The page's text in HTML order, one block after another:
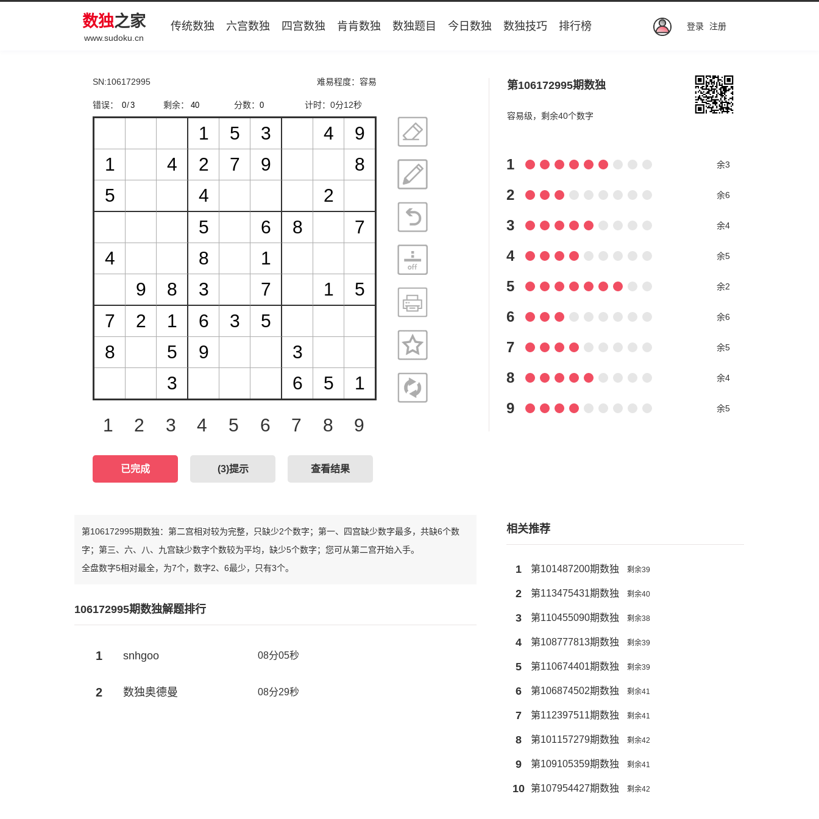
数独之家
www.sudoku.cn
传统数独 六宫数独 四宫数独 肯肯数独 数独题目 今日数独 数独技巧 排行榜 登录 注册
SN:106172995 难易程度：容易
错误： / 剩余： 分数： 计时： 0分13秒
1 2 3 4 5 6 7 8 9
已完成 (3)提示 查看结果
第106172995期数独
容易级，剩余40个数字
1 余3
2 余6
3 余4
4 余5
5 余2
6 余6
7 余5
8 余4
9 余5
第106172995期数独：第二宫相对较为完整，只缺少2个数字；第一、四宫缺少数字最多，共缺6个数
字；第三、六、八、九宫缺少数字个数较为平均，缺少5个数字；您可从第二宫开始入手。
全盘数字5相对最全，为7个，数字2、6最少，只有3个。
106172995期数独解题排行
1 snhgoo 08分05秒
2 数独奥德曼 08分29秒
相关推荐
1 第101487200期数独 剩余39
2 第113475431期数独 剩余40
3 第110455090期数独 剩余38
4 第108777813期数独 剩余39
5 第110674401期数独 剩余39
6 第106874502期数独 剩余41
7 第112397511期数独 剩余41
8 第101157279期数独 剩余42
9 第109105359期数独 剩余41
10 第107954427期数独 剩余42